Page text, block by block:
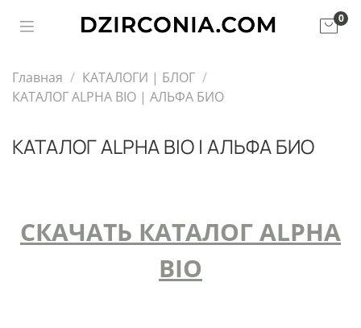
0
Главная
КАТАЛОГИ | БЛОГ
КАТАЛОГ ALPHA BIO | АЛЬФА БИО
КАТАЛОГ ALPHA BIO | АЛЬФА БИО
СКАЧАТЬ КАТАЛОГ ALPHA
BIO